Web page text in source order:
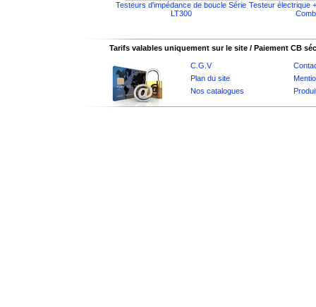
Testeurs d'impédance de boucle Série
LT300
Testeur électrique
Tarifs valables uniquement sur le site / Paiement CB
C.G.V
Plan du site
Nos catalogues